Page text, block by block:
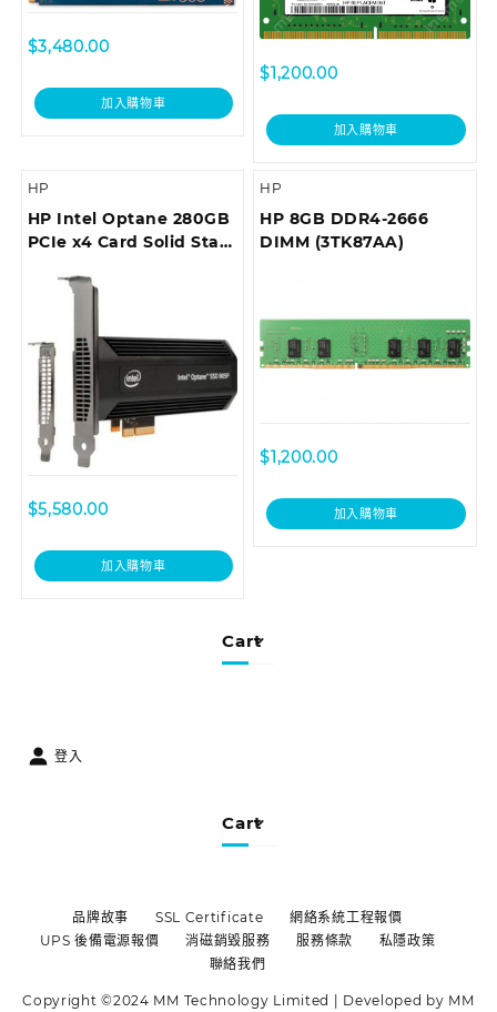
Cart
$3,480.00
加入購物車
$1,200.00
加入購物車
HP
HP Intel Optane 280GB
PCIe x4 Card Solid State
$5,580.00
加入購物車
HP
HP 8GB DDR4-2666
DIMM (3TK87AA)
$1,200.00
加入購物車
登入
Cart
品牌故事 SSL Certificate
網絡系統工程報價
UPS 後備電源報價
消磁銷毀服務 服務條款
私隱政策
聯絡我們
Copyright ©2024 MM Technology Limited | Developed by MM